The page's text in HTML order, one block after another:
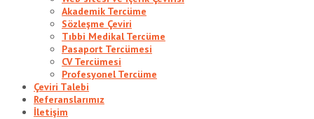
Akademik Tercüme
Sözleşme Çeviri
Tıbbi Medikal Tercüme
Pasaport Tercümesi
CV Tercümesi
Profesyonel Tercüme
Çeviri Talebi
Referanslarımız
İletişim